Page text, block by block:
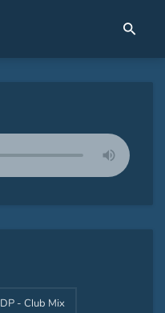
DP - Club Mix